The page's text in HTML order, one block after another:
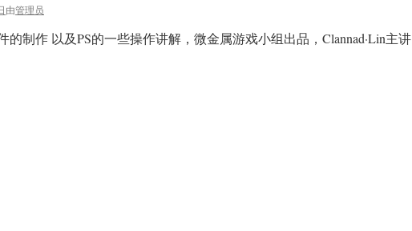
由管理员
的制作 以及PS的一些操作讲解，微金属游戏小组出品，Clannad·Lin主讲